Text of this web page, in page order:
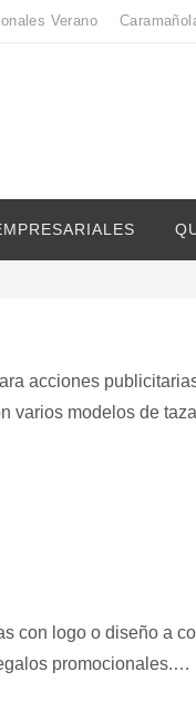
Verano
acciones
varios modelos de
con logo o diseño a
promocionales.…